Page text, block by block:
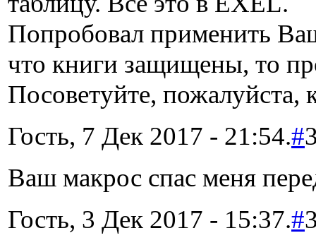
Попробовал применить
что книги защищены, то
Посоветуйте, пожалуйста,
Гость, 7 Дек 2017 - 21:54.#
Ваш макрос спас меня
Гость, 3 Дек 2017 - 15:37.#